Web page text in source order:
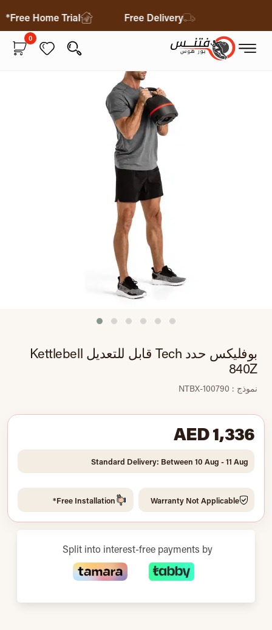
Free Delivery
Free Home Trial*
0
بوفليكس حدد Tech قابل للتعديل Kettlebell
840Z
نموذج : NTBX-100790
AED 1,336
Standard Delivery: Between 10 Aug - 11 Aug
Warranty Not Applicable
Free Installation*
Split into interest-free payments by